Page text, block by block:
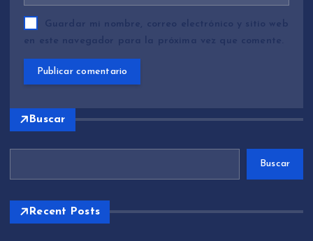
Guardar mi nombre, correo electrónico y sitio web
en este navegador para la próxima vez que comente.
Buscar
Buscar
Recent Posts